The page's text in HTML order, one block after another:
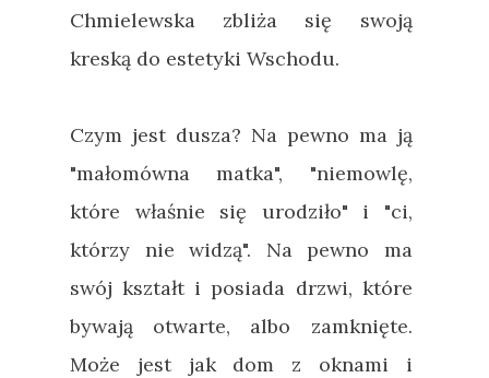
Chmielewska zbliża się swoją
kreską do estetyki Wschodu.
Czym jest dusza? Na pewno ma ją
"małomówna matka", "niemowlę,
które właśnie się urodziło" i "ci,
którzy nie widzą". Na pewno ma
swój kształt i posiada drzwi, które
bywają otwarte, albo zamknięte.
Może jest jak dom z oknami i